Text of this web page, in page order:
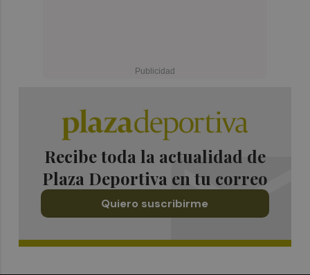
Recibe toda la actualidad de
Plaza Deportiva en tu correo
Quiero suscribirme